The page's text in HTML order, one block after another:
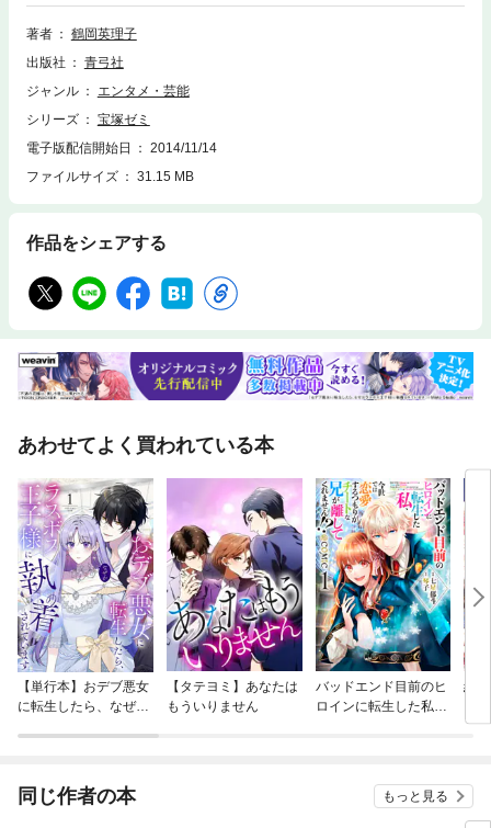
軌跡と今後の活躍を願う論考。ほかに、新トップ彩輝直考や「グイン・サ
ーガ」の著者で知られる中島梓や数々の演劇賞を受賞したOG・春風ひと
著者
鶴岡英理子
出版社
青弓社
ジャンル
エンタメ・芸能
シリーズ
宝塚ゼミ
電子版配信開始日
2014/11/14
ファイルサイズ
31.15 MB
作品をシェアする
あわせてよく買われている本
【単行本】おデブ悪女
に転生したら、なぜか
【タテヨミ】あなたは
もういりません
バッドエンド目前のヒ
ロインに転生した私、
結
同じ作者の本 もっと見る